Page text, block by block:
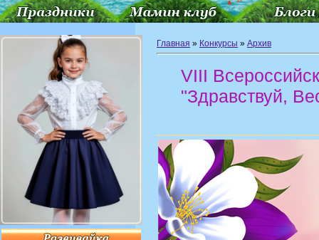
Главная » Конкурсы » Архив
VIII
"Здравствуй,